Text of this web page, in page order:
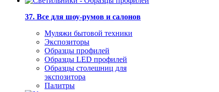
37. Все для шоу-румов и салонов
Муляжи бытовой техники
Экспозиторы
Образцы профилей
Образцы LED профилей
Образцы столешниц для
экспозитора
Палитры